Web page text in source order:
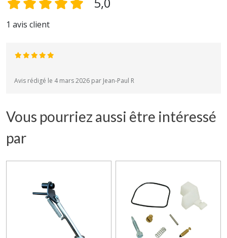
1 avis client
Avis rédigé le 4 mars 2026 par Jean-Paul R
Vous pourriez aussi être intéressé
par